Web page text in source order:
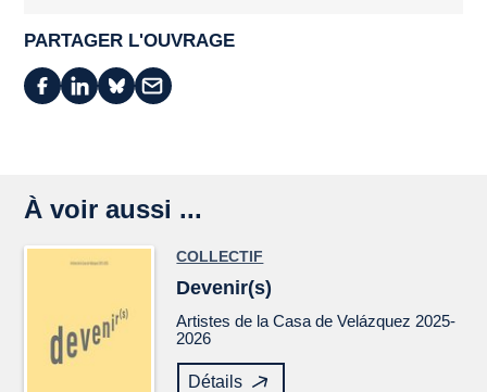
PARTAGER L'OUVRAGE
À voir aussi ...
COLLECTIF
Devenir(s)
Artistes de la Casa de Velázquez 2025-
2026
Détails